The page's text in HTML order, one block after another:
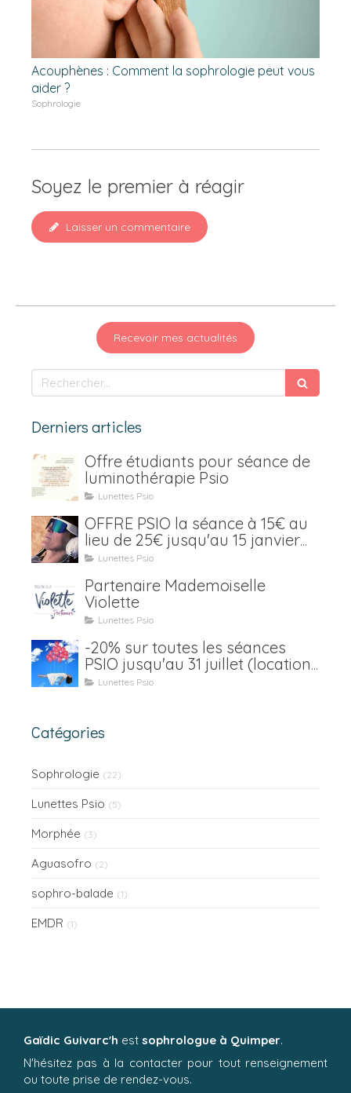
Acouphènes : Comment la sophrologie peut vous
aider ?
Sophrologie
Soyez le premier à réagir
Laisser un commentaire
Recevoir mes actualités
Rechercher
Derniers articles
Offre étudiants pour séance de
luminothérapie Psio
Lunettes Psio
OFFRE PSIO la séance à 15€ au
lieu de 25€ jusqu'au 15 janvier
2021Lunettes Psio
Partenaire Mademoiselle
Violette
Lunettes Psio
-20% sur toutes les séances
PSIO jusqu'au 31 juillet (location
y compris)
Lunettes Psio
Catégories
Sophrologie (22)
Lunettes Psio (5)
Morphée (3)
Aguasofro (2)
sophro-balade (1)
EMDR (1)
Gaïdic Guivarc'h est sophrologue à Quimper.
N'hésitez pas à la contacter pour tout renseignement
ou toute prise de rendez-vous.